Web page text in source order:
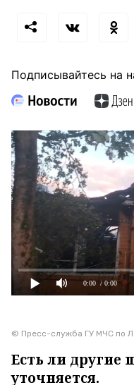
Подписывайтесь на
0:00 / 0:00
© Пресс-служба ГУ МЧС по
Есть ли другие
уточняется.